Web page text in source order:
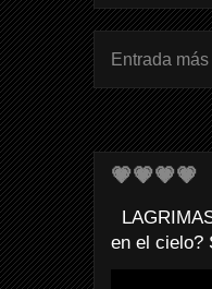
Entrada
💗💗💗💗
en el cielo?